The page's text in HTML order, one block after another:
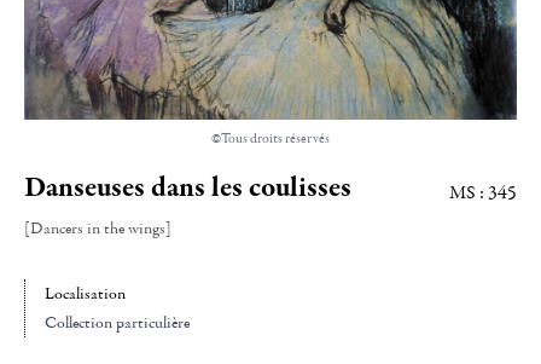
©Tous droits réservés
Danseuses dans les coulisses
[Dancers in the wings]
MS : 345
Localisation
Collection particulière